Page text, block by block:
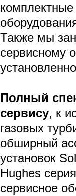
Также мы
сервисному
Полный
сервису, к
газовых
обширный
установок
Hughes
сервисное